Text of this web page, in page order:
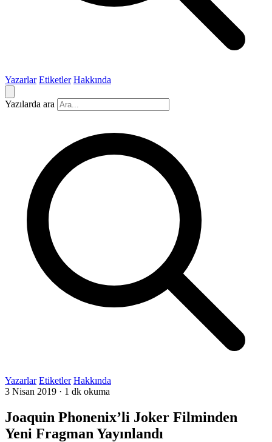
Yazarlar Etiketler Hakkında
Yazılarda ara
Yazarlar Etiketler Hakkında
3 Nisan 2019 · 1 dk okuma
Joaquin Phonenix’li Joker Filminden
Yeni Fragman Yayınlandı